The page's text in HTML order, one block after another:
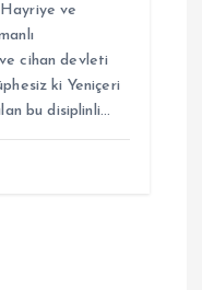
ve
cihan devleti
ki Yeniçeri
bu disiplinli…